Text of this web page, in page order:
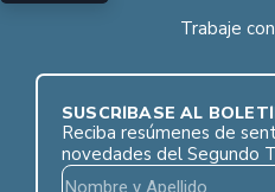
Trabaje
SUSCRÍBASE AL
Reciba resúmenes de
novedades del Segundo